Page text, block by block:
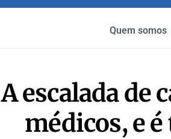
Quem somos
A escalada de
médicos, e